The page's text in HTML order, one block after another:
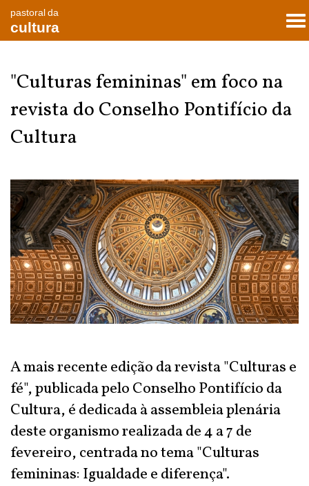
pastoral da
cultura
"Culturas femininas" em foco na
revista do Conselho Pontifício da
Cultura
A mais recente edição da revista "Culturas e
fé", publicada pelo Conselho Pontifício da
Cultura, é dedicada à assembleia plenária
deste organismo realizada de 4 a 7 de
fevereiro, centrada no tema "Culturas
femininas: Igualdade e diferença".